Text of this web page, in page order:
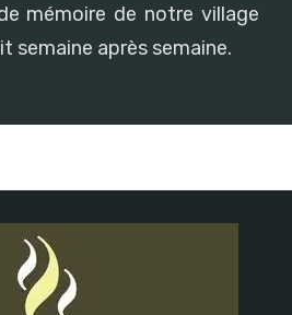
mémoire de notre village
semaine après semaine.